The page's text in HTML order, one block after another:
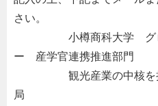
さい。
小樽商科大学 グ
ー 産学官連携推進部門
観光産業の中核
局